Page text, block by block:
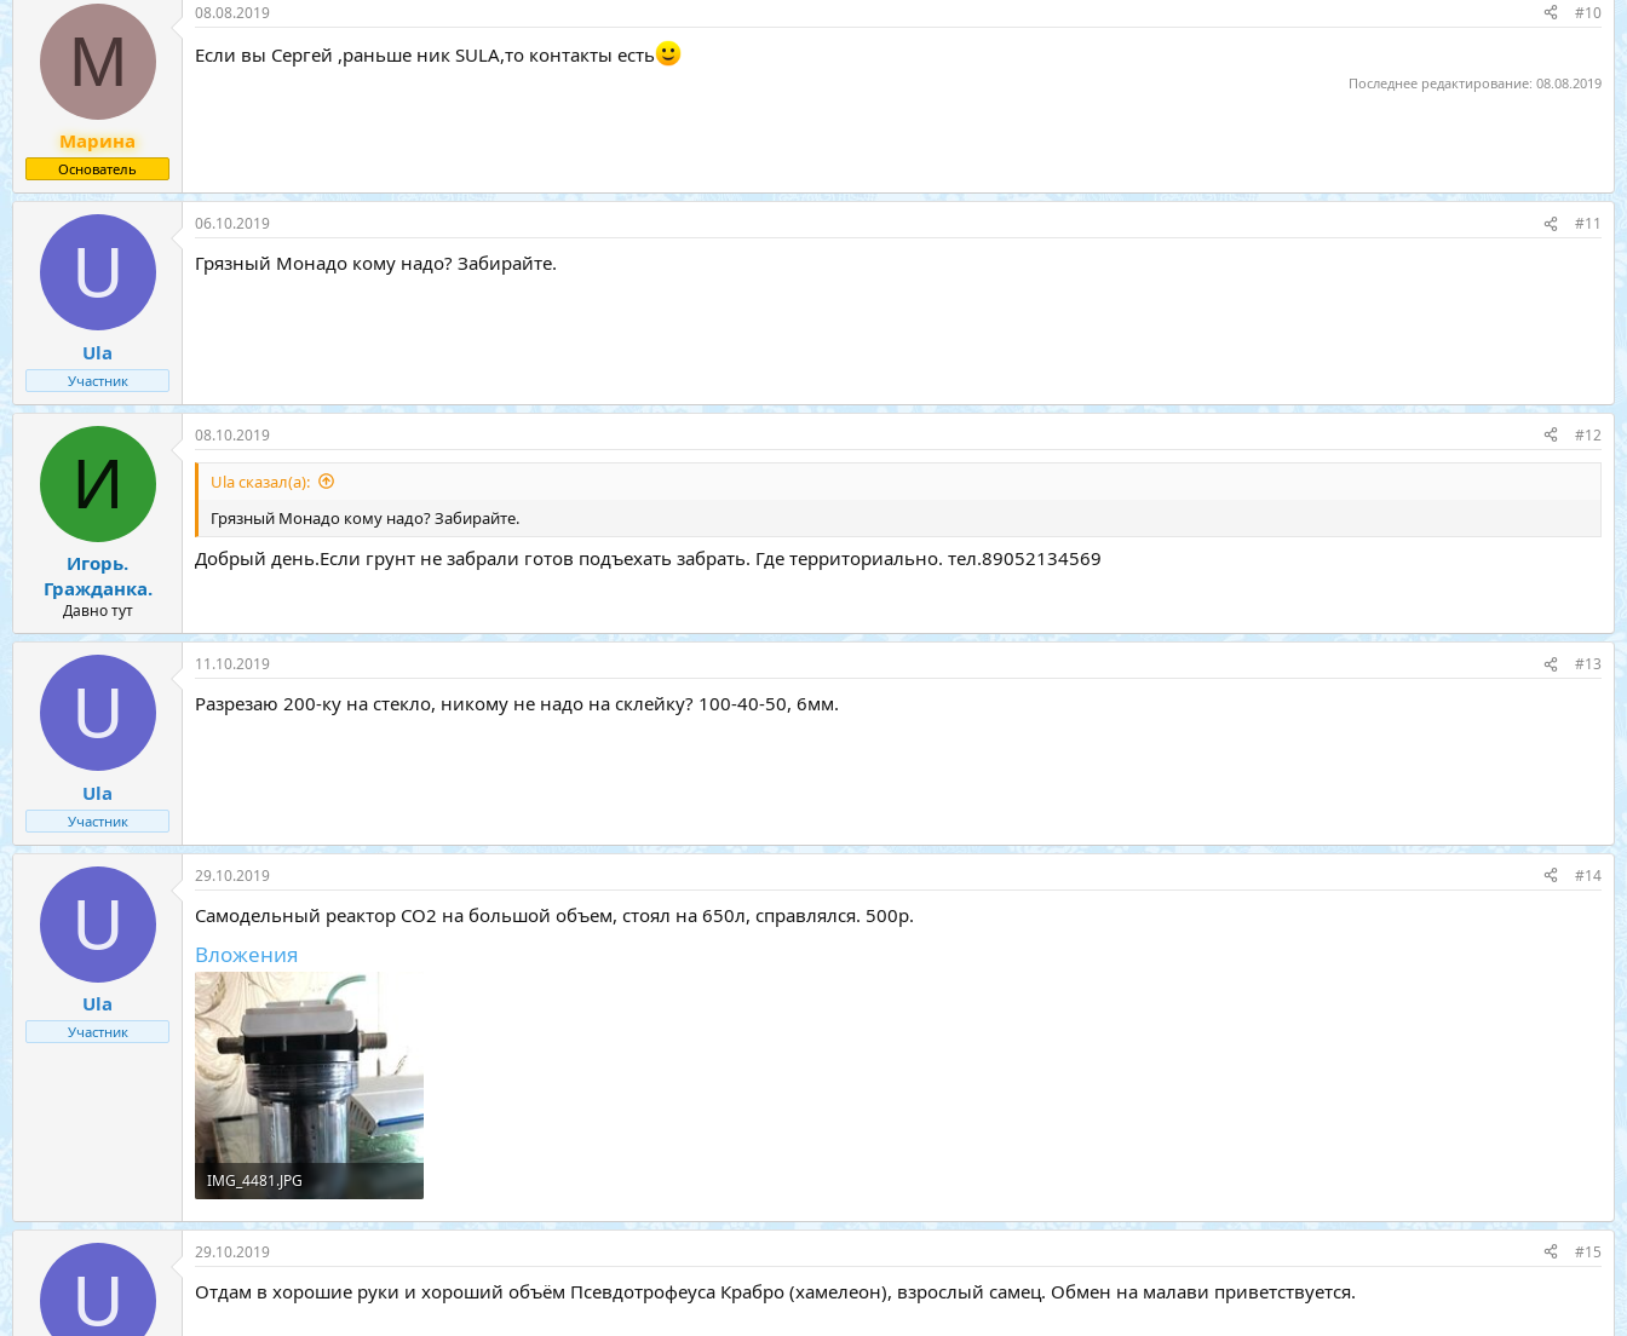
М
Марина
Основатель
08.08.2019 #10
Если вы Сергей ,раньше ник SULA,то контакты есть
Последнее редактирование: 08.08.2019
U
Ula
Участник
06.10.2019 #11
Грязный Монадо кому надо? Забирайте.
И
Игорь.
Гражданка.
Давно тут
08.10.2019 #12
Ula сказал(а):
Грязный Монадо кому надо? Забирайте.
Добрый день.Если грунт не забрали готов подъехать забрать. Где территориально. тел.89052134569
U
Ula
Участник
11.10.2019 #13
Разрезаю 200-ку на стекло, никому не надо на склейку? 100-40-50, 6мм.
U
Ula
Участник
29.10.2019 #14
Самодельный реактор СО2 на большой объем, стоял на 650л, справлялся. 500р.
Вложения
IMG_4481.JPG
236,2 КБ · Просмотры: 15
U
29.10.2019 #15
Отдам в хорошие руки и хороший объём Псевдотрофеуса Крабро (хамелеон), взрослый самец. Обмен на малави приветствуется.